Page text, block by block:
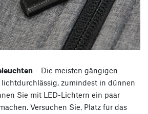
– Die meisten gängigen
zumindest in dünnen
Sie mit LED-Lichtern ein paar
Versuchen Sie, Platz für das